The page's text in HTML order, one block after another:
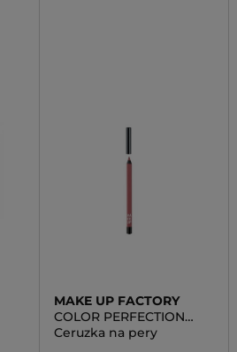
MAKE UP FACTORY
COLOR PERFECTION
LIPLINER
Ceruzka na pery